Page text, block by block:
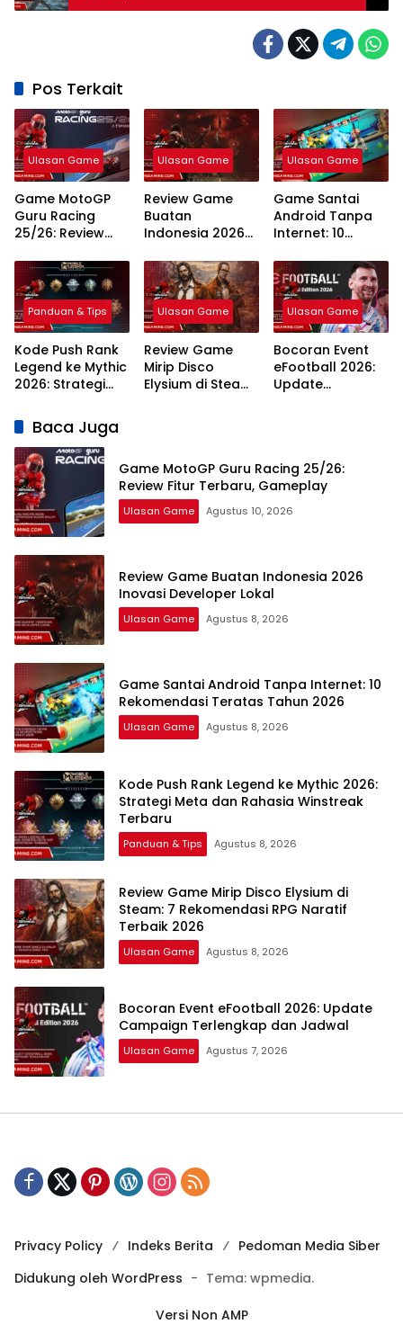
Pos Terkait
Ulasan Game
Game MotoGP
Guru Racing
25/26: Review
Gameplay
Ulasan Game
Review Game
Buatan
Indonesia 2026
Developer Lokal
Ulasan Game
Game Santai
Android Tanpa
Internet: 10
Teratas Tahun
2026
Panduan & Tips
Kode Push Rank
Legend ke Mythic
2026: Strategi
Rahasia
Winstreak
Terbaru
Ulasan Game
Review Game
Mirip Disco
Elysium di Steam:
Ulasan Game
Bocoran Event
eFootball 2026:
Update
Baca Juga
Game MotoGP Guru Racing 25/26:
Review Fitur Terbaru, Gameplay
Ulasan Game Agustus 10, 2026
Review Game Buatan Indonesia 2026
Inovasi Developer Lokal
Ulasan Game Agustus 8, 2026
Game Santai Android Tanpa Internet: 10
Rekomendasi Teratas Tahun 2026
Ulasan Game Agustus 8, 2026
Kode Push Rank Legend ke Mythic 2026:
Strategi Meta dan Rahasia Winstreak
Terbaru
Panduan & Tips Agustus 8, 2026
Review Game Mirip Disco Elysium di
Steam: 7 Rekomendasi RPG Naratif
Terbaik 2026
Ulasan Game Agustus 8, 2026
Bocoran Event eFootball 2026: Update
Campaign Terlengkap dan Jadwal
Ulasan Game Agustus 7, 2026
Privacy Policy Indeks Berita
Pedoman Media Siber
Didukung oleh WordPress - Tema: wpmedia.
Versi Non AMP